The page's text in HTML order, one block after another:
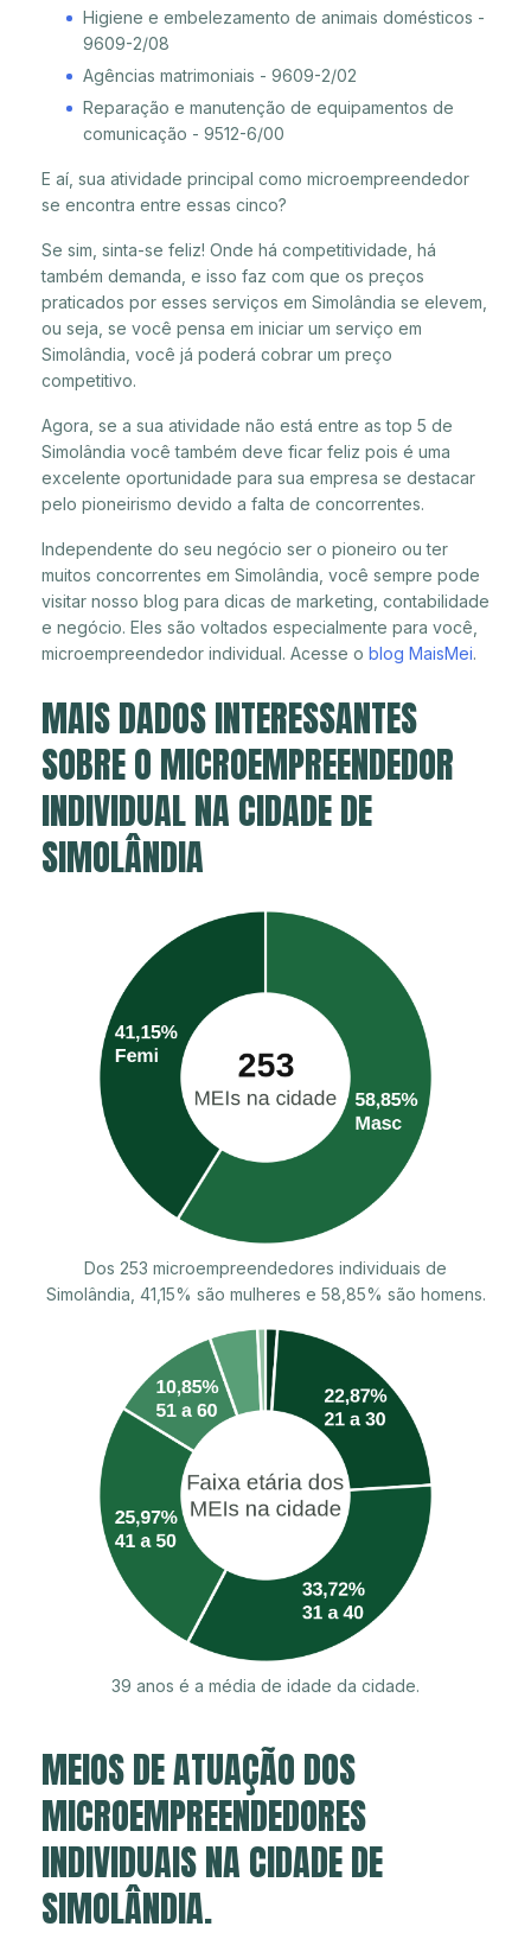
Higiene e embelezamento de animais domésticos -
9609-2/08
Agências matrimoniais - 9609-2/02
Reparação e manutenção de equipamentos de
comunicação - 9512-6/00
E aí, sua atividade principal como microempreendedor
se encontra entre essas cinco?
Se sim, sinta-se feliz! Onde há competitividade, há
também demanda, e isso faz com que os preços
praticados por esses serviços em Simolândia se elevem,
ou seja, se você pensa em iniciar um serviço em
Simolândia, você já poderá cobrar um preço
competitivo.
Agora, se a sua atividade não está entre as top 5 de
Simolândia você também deve ficar feliz pois é uma
excelente oportunidade para sua empresa se destacar
pelo pioneirismo devido a falta de concorrentes.
Independente do seu negócio ser o pioneiro ou ter
muitos concorrentes em Simolândia, você sempre pode
visitar nosso blog para dicas de marketing, contabilidade
e negócio. Eles são voltados especialmente para você,
microempreendedor individual. Acesse o blog MaisMei.
MAIS DADOS INTERESSANTES
SOBRE O MICROEMPREENDEDOR
INDIVIDUAL NA CIDADE DE
SIMOLÂNDIA
Dos 253 microempreendedores individuais de
Simolândia, 41,15% são mulheres e 58,85% são homens.
39 anos é a média de idade da cidade.
MEIOS DE ATUAÇÃO DOS
MICROEMPREENDEDORES
INDIVIDUAIS NA CIDADE DE
SIMOLÂNDIA.